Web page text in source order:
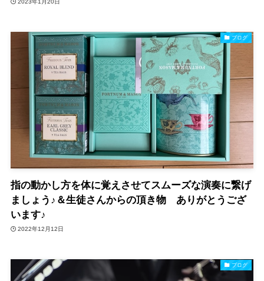
2023年1月20日
ブログ
指の動かし方を体に覚えさせてスムーズな演奏に繋げ
ましょう♪＆生徒さんからの頂き物 ありがとうござ
います♪
2022年12月12日
ブログ